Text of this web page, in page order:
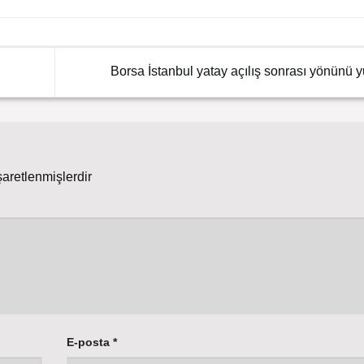
Borsa İstanbul yatay açılış sonrası yönünü
E-posta*